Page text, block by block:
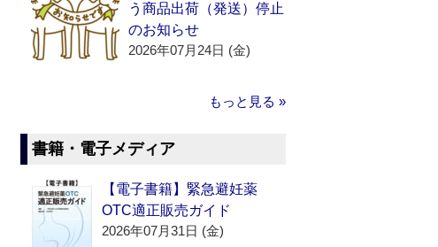
う商品出荷（発送）停止
のお知らせ
2026年07月24日 (金)
もっと見る »
書籍・電子メディア
【電子書籍】緊急避妊薬
OTC適正販売ガイド
2026年07月31日 (金)